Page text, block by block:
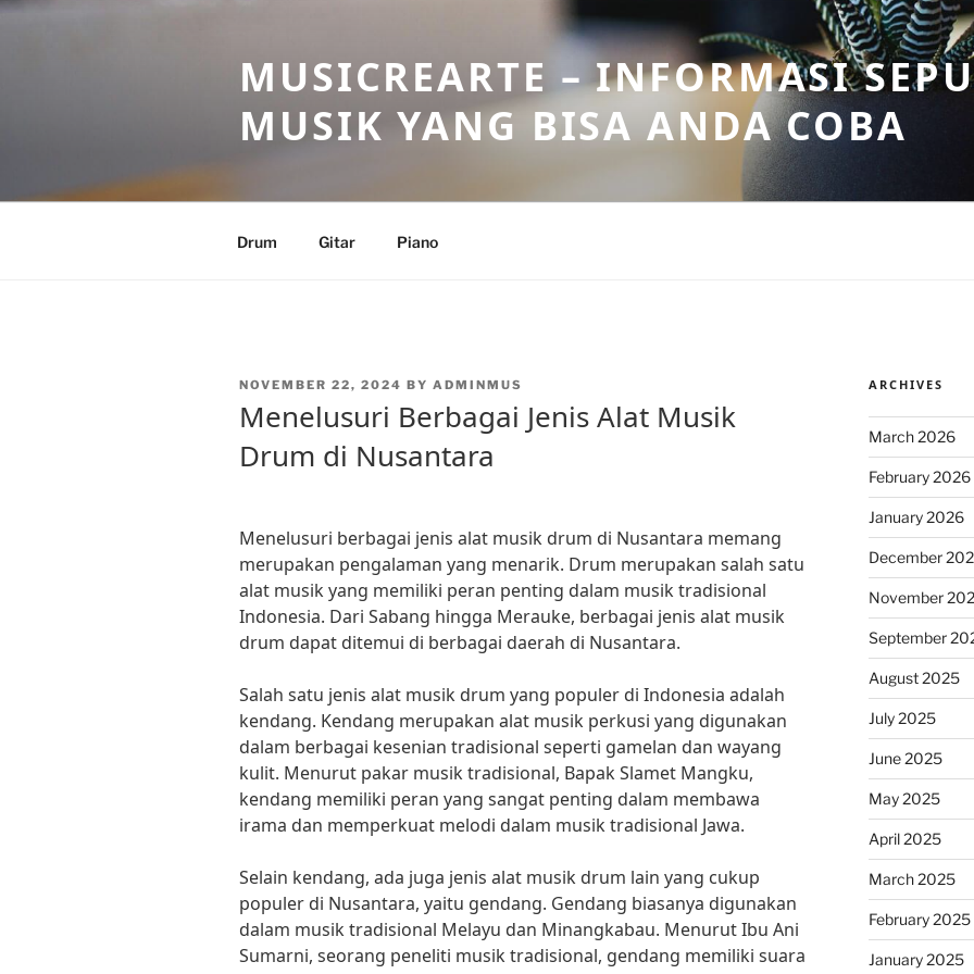
Skip
MUSICREARTE – INFORMASI
MUSIK YANG BISA ANDA COBA
Drum Gitar Piano
POSTED
NOVEMBER 22, 2024 BY ADMINMUS
Menelusuri Berbagai Jenis Alat Musik
Drum di Nusantara
Menelusuri berbagai jenis alat musik drum di Nusantara memang
merupakan pengalaman yang menarik. Drum merupakan salah satu
alat musik yang memiliki peran penting dalam musik tradisional
Indonesia. Dari Sabang hingga Merauke, berbagai jenis alat musik
drum dapat ditemui di berbagai daerah di Nusantara.
Salah satu jenis alat musik drum yang populer di Indonesia adalah
kendang. Kendang merupakan alat musik perkusi yang digunakan
dalam berbagai kesenian tradisional seperti gamelan dan wayang
kulit. Menurut pakar musik tradisional, Bapak Slamet Mangku,
kendang memiliki peran yang sangat penting dalam membawa
irama dan memperkuat melodi dalam musik tradisional Jawa.
Selain kendang, ada juga jenis alat musik drum lain yang cukup
populer di Nusantara, yaitu gendang. Gendang biasanya digunakan
dalam musik tradisional Melayu dan Minangkabau. Menurut Ibu Ani
Sumarni, seorang peneliti musik tradisional, gendang memiliki suara
ARCHIVES
March 2026
February 2026
January 2026
December
November
September
August 2025
July 2025
June 2025
May 2025
April 2025
March 2025
February 2025
January 2025